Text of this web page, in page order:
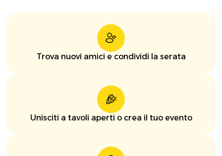
Trova nuovi amici e condividi la serata
Unisciti a tavoli aperti o crea il tuo evento